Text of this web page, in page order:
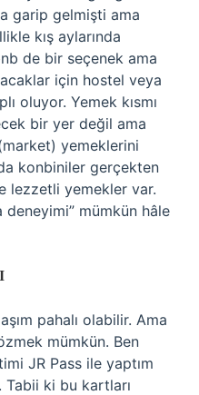
garip gelmişti ama
kış aylarında
de bir seçenek ama
için hostel veya
oluyor. Yemek kısmı
bir yer değil ama
yemeklerini
konbiniler gerçekten
lezzetli yemekler var.
mümkün hâle
pahalı olabilir. Ama
mümkün. Ben
JR Pass ile yaptım
ki bu kartları